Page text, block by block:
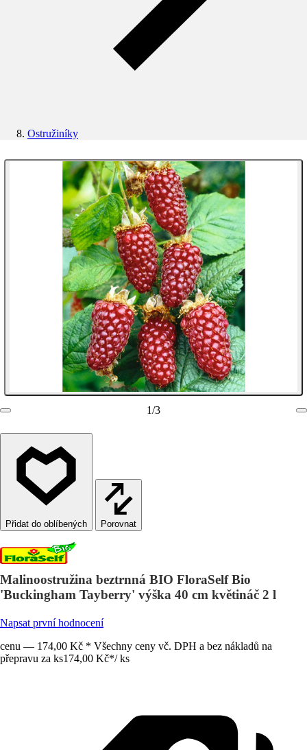
Ostružiníky
1/3
Porovnat
Malinoostružina beztrnná BIO FloraSelf Bio
'Buckingham Tayberry' výška 40 cm květináč 2 l
Napsat první hodnocení
cenu — 174,00 Kč * Všechny ceny vč. DPH a bez nákladů na
přepravu za ks174,00 Kč*/ ks